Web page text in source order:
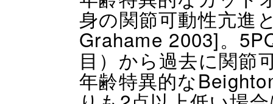
身の関節可動性亢進
Grahame 2003]。
目）から過去に関節
年齢特異的な